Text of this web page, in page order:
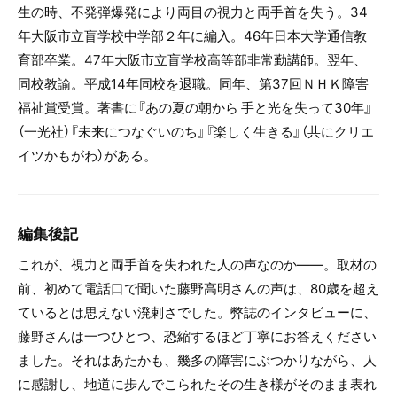
生の時、不発弾爆発により両目の視力と両手首を失う。34
年大阪市立盲学校中学部２年に編入。46年日本大学通信教
育部卒業。47年大阪市立盲学校高等部非常勤講師。翌年、
同校教諭。平成14年同校を退職。同年、第37回ＮＨＫ障害
福祉賞受賞。著書に『あの夏の朝から 手と光を失って30年』
（一光社）『未来につなぐいのち』『楽しく生きる』（共にクリエ
イツかもがわ）がある。
編集後記
これが、視力と両手首を失われた人の声なのか――。取材の
前、初めて電話口で聞いた藤野高明さんの声は、80歳を超え
ているとは思えない溌剌さでした。弊誌のインタビューに、
藤野さんは一つひとつ、恐縮するほど丁寧にお答えください
ました。それはあたかも、幾多の障害にぶつかりながら、人
に感謝し、地道に歩んでこられたその生き様がそのまま表れ